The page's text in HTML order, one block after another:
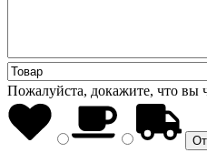
Пожалуйста, докажите, что вы